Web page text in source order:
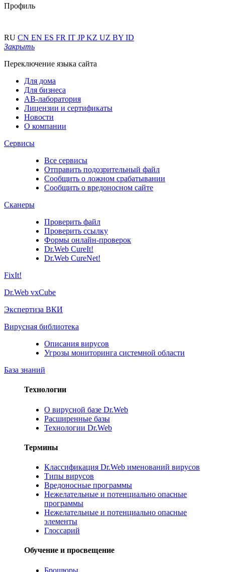
Профиль
RU CN EN ES FR IT JPKZ UZ BY ID
Закрыть
Переключение языка сайта
Для дома
Для бизнеса
АВ-лаборатория
Лицензии и сертификаты
Новости
О компании
Сервисы
Все сервисы
Отправить подозрительный файл
Сообщить о ложном срабатывании
Сообщить о вредоносном сайте
Сканеры
Проверить файл
Проверить ссылку
Формы онлайн-проверок
Dr.Web CureIt!
Dr.Web CureNet!
FixIt!
Dr.Web vxCube
Экспертиза ВКИ
Вирусная библиотека
Описания вирусов
Угрозы мониторинга системной области
База знаний
Технологии
О вирусной базе Dr.Web
Расширенные базы
Технологии Dr.Web
Термины
Классификация Dr.Web именований вирусов
Типы вирусов
Вредоносные программы
Нежелательные и потенциально опасные
программы
Нежелательные и потенциально опасные
элементы
Глоссарий
Обучение и просвещение
Брошюры